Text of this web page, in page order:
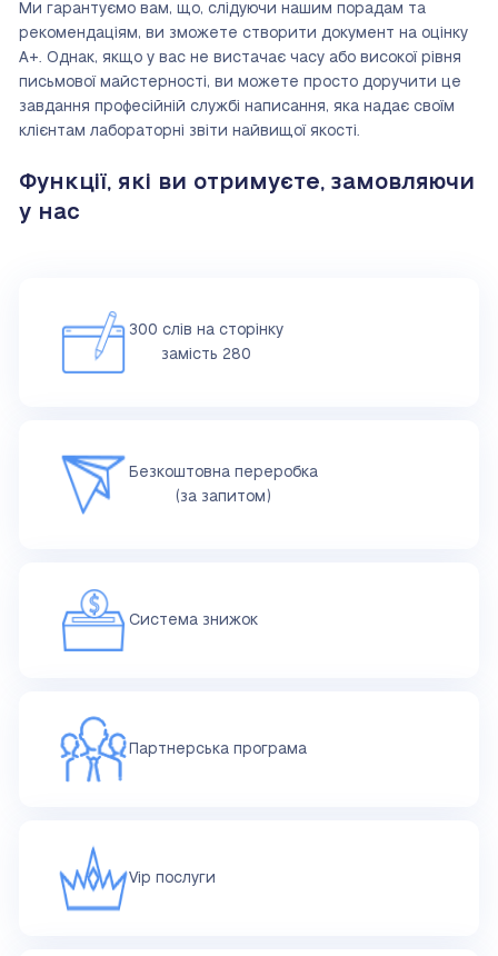
Ми гарантуємо вам, що, слідуючи нашим порадам та
рекомендаціям, ви зможете створити документ на оцінку
A+. Однак, якщо у вас не вистачає часу або високої рівня
письмової майстерності, ви можете просто доручити це
завдання професійній службі написання, яка надає своїм
клієнтам лабораторні звіти найвищої якості.
Функції, які ви отримуєте, замовляючи
у нас
300 слів на сторінку
замість 280
Безкоштовна переробка
(за запитом)
Система знижок
Партнерська програма
Vip послуги